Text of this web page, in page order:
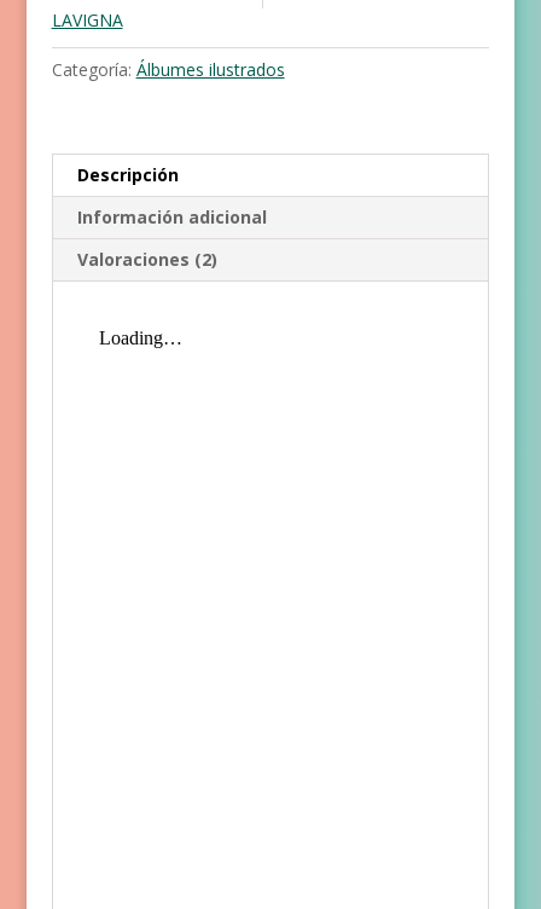
LAVIGNA
Categoría: Álbumes ilustrados
Descripción
Información adicional
Valoraciones (2)